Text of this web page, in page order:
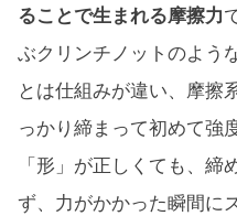
ることで生まれる摩擦力
ぶクリンチノットのよう
とは仕組みが違い、摩擦
っかり締まって初めて強
「形」が正しくても、締
ず、力がかかった瞬間に